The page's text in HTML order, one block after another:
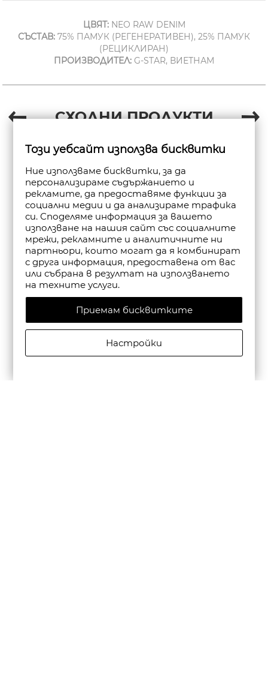
ЦВЯТ:NEO RAW DENIM
СЪСТАВ: 75% ПАМУК (РЕГЕНЕРАТИВЕН), 25% ПАМУК
(РЕЦИКЛИРАН)
ПРОИЗВОДИТЕЛ: G-STAR, ВИЕТНАМ
СХОДНИ ПРОДУКТИ
Този уебсайт използва бисквитки
Ние използваме бисквитки, за да
персонализираме съдържанието и
рекламите, да предоставяме функции за
социални медии и да анализираме трафика
си. Споделяме информация за вашето
използване на нашия сайт със социалните
мрежи, рекламните и аналитичните ни
партньори, които могат да я комбинират
с друга информация, предоставена от вас
или събрана в резултат на използването
на техните услуги.
Приемам бисквитките
Настройки